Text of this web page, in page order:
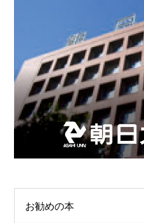
お勧めの本